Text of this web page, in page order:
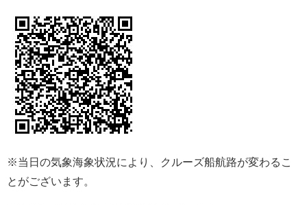
※当日の気象海象状況により、クルーズ船航路が変わるこ
とがございます。